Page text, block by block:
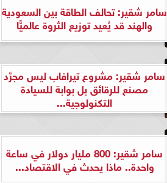
سامر شقير: تحالف الطاقة بين السعودية
والهند قد يُعيد توزيع الثروة عالميًّا
سامر شقير: مشروع تيرافاب ليس مجرَّد
مصنع للرقائق بل بوابة للسيادة
التكنولوجية...
سامر شقير: 800 مليار دولار في ساعة
واحدة.. ماذا يحدث في الاقتصاد...